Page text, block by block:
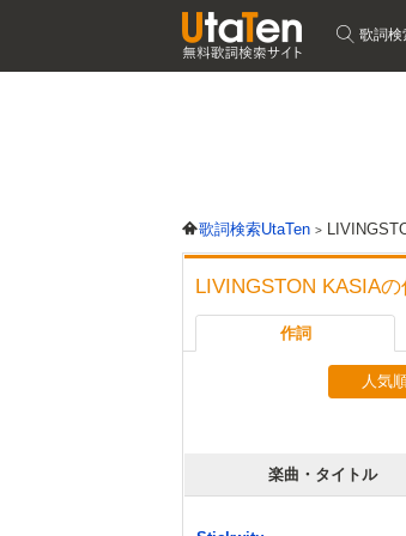
歌詞検
歌詞検索UtaTen
LIVINGSTON KASIA
作詞
人気
楽曲・タイトル